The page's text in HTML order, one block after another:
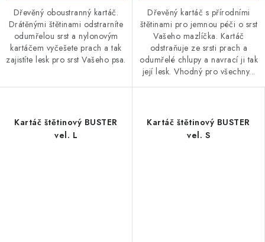
Dřevěný oboustranný kartáč.
Drátěnými štětinami odstrarníte
odumřelou srst a nylonovým
kartáčem vyčešete prach a tak
zajistíte lesk pro srst Vašeho psa.
Dřevěný kartáč s přírodními
štětinami pro jemnou péči o srst
Vašeho mazlíčka. Kartáč
odstraňuje ze srsti prach a
odumřelé chlupy a navrací ji tak
její lesk. Vhodný pro všechny...
Kartáč štětinový BUSTER
vel. L
Kartáč štětinový BUSTER
vel. S